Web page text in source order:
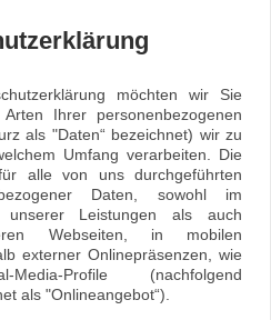
möchten wir Sie
Ihrer personenbezogenen
als "Daten“ bezeichnet) wir zu
Umfang verarbeiten. Die
alle von uns durchgeführten
Daten, sowohl im
Leistungen als auch
Webseiten, in mobilen
externer Onlinepräsenzen, wie
Profile (nachfolgend
als "Onlineangebot“).